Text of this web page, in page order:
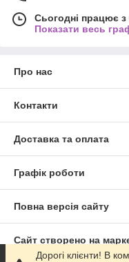
Сьогодні працює
Показати весь
Про нас
Контакти
Доставка та оплата
Графік роботи
Повна версія сайту
Сайт створено на
Дорогі клієнти! В